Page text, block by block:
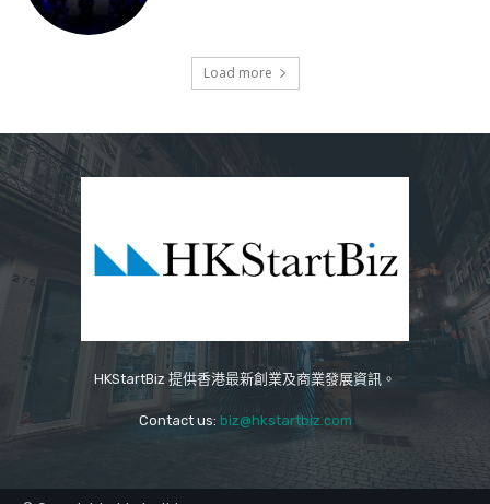
Load more
HKStartBiz 提供香港最新創業及商業發展資訊。
Contact us: biz@hkstartbiz.com